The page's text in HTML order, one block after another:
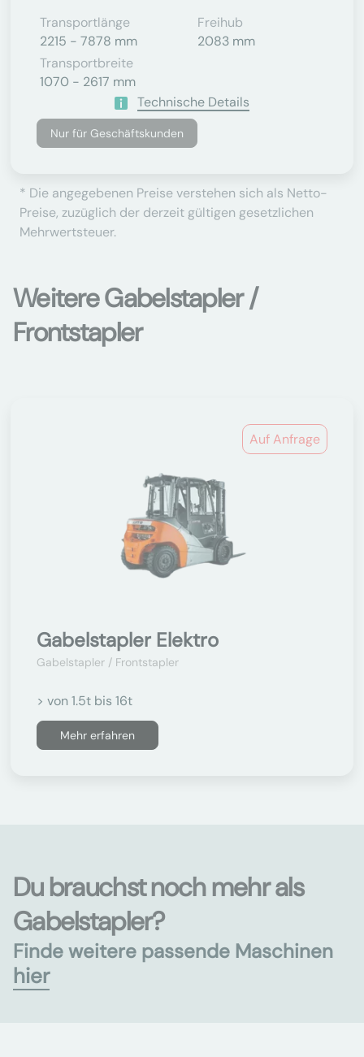
Transportlänge
2215 - 7878 mm
Freihub
2083 mm
Transportbreite
1070 - 2617 mm
Technische Details
Nur für Geschäftskunden
* Die angegebenen Preise verstehen sich als Netto-
Preise, zuzüglich der derzeit gültigen gesetzlichen
Mehrwertsteuer.
Weitere Gabelstapler /
Frontstapler
Auf Anfrage
Gabelstapler Elektro
Gabelstapler / Frontstapler
> von 1.5t bis 16t
Mehr erfahren
Du brauchst noch mehr als
Gabelstapler?
Finde weitere passende Maschinen
hier